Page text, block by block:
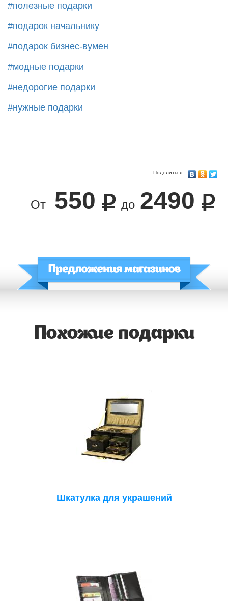
#полезные подарки
#подарок начальнику
#подарок бизнес-вумен
#модные подарки
#недорогие подарки
#нужные подарки
Поделиться
От 550 до 2490
Похожие подарки
Шкатулка для украшений